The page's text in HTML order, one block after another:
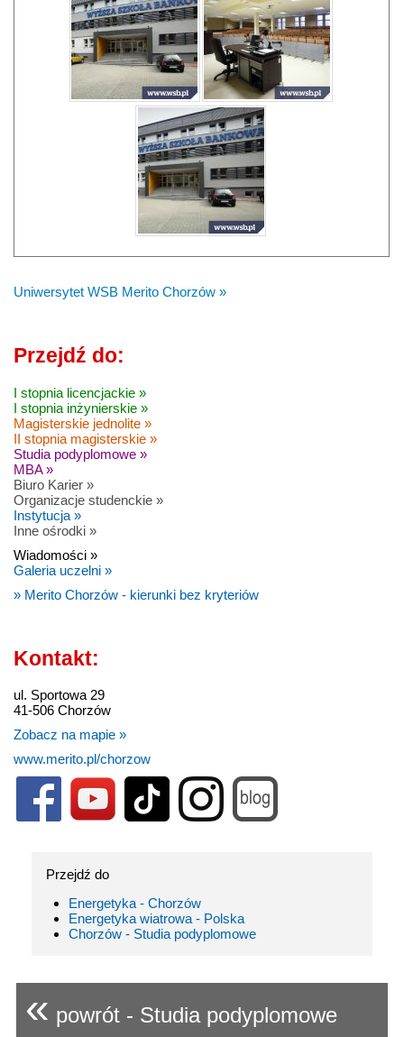
Uniwersytet WSB Merito Chorzów »
Przejdź do:
I stopnia licencjackie »
I stopnia inżynierskie »
Magisterskie jednolite »
II stopnia magisterskie »
Studia podyplomowe »
MBA »
Biuro Karier »
Organizacje studenckie »
Instytucja »
Inne ośrodki »
Wiadomości »
Galeria uczelni »
» Merito Chorzów - kierunki bez kryteriów
Kontakt:
ul. Sportowa 29
41-506 Chorzów
Zobacz na mapie »
www.merito.pl/chorzow
Przejdź do
Energetyka - Chorzów
Energetyka wiatrowa - Polska
Chorzów - Studia podyplomowe
« powrót - Studia podyplomowe